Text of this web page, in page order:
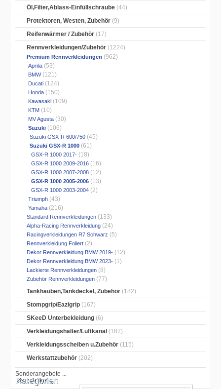
Öl,Filter,Ablass-Einfüllschraube (44)
Protektoren, Westen, Zubehör (9)
Reifenwärmer / Zubehör (17)
Rennverkleidungen/Zubehör (1224)
Premium Rennverkleidungen (962)
Aprilia (53)
BMW(121)
Ducati (124)
Honda (150)
Kawasaki (109)
KTM (10)
MV Agusta (30)
Suzuki (106)
Suzuki GSX-R 600/750 (45)
Suzuki GSX-R 1000 (61)
GSX-R 1000 2017- (18)
GSX-R 1000 2009-2016 (16)
GSX-R 1000 2007-2008 (12)
GSX-R 1000 2005-2006 (13)
GSX-R 1000 2003-2004 (2)
Triumph (43)
Yamaha (216)
Standard Rennverkleidungen (133)
Alpha-Racing Rennverkleidung (24)
Racingverkleidungen R7 Schwarz (5)
Rennverkleidung Foliert (2)
Dekor Rennverkleidung BMW 2019- (12)
Dekor Rennverkleidung BMW 2023- (1)
Lackierte Rennverkleidungen (8)
Zubehör Rennverkleidungen (77)
Tankhauben,Tankdeckel, Zubehör (182)
Stompgrip/Eazigrip (167)
SKeeD Unterbekleidung (6)
Verkleidungshalter/Luftkanal (187)
Verkleidungsscheiben u.Zubehör (115)
Werkstattzubehör (202)
Sonderangebote ...
Neue Artikel ...
Kategorien